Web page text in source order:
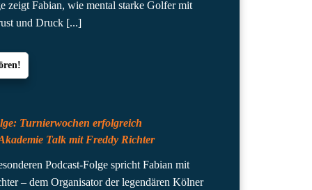
zeigt Fabian, wie mental starke Golfer mit
und Druck [...]
Turnierwochen erfolgreich
Talk mit Freddy Richter
Podcast-Folge spricht Fabian mit
– dem Organisator der legendären Kölner